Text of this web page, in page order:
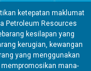
ketepatan maklumat
Petroleum Resources
kesilapan yang
kerugian, kewangan
yang menggunakan
mana-